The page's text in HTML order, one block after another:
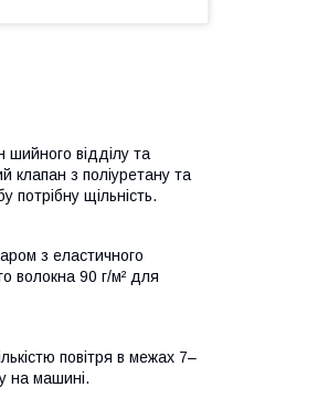
шийного відділу та
клапан з поліуретану та
потрібну щільність.
з еластичного
волокна 90 г/м² для
повітря в межах 7–
на машині.